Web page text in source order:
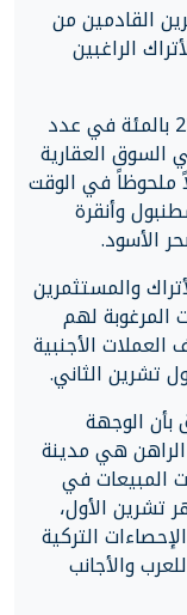
القادمين من
الراغبين
وشهد الشهر الحالي زيادة وصلت إلى 23 بالمئة في عدد
السوق العقارية
ملحوظاً في الوقت
وأنقرة
الأسود.
والمستثمرين
المرغوبة لهم
الأجنبية
تشرين الثاني.
بأن الوجهة
هي مدينة
المبيعات في
خلال شهر تشرين الأول،
التركية
سكنية للعرب والأجانب